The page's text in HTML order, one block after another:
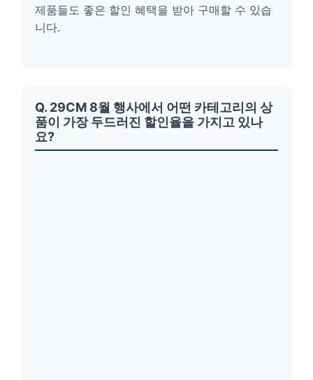
제품들도 좋은 할인 혜택을 받아 구매할 수 있습
니다.
Q. 29CM 8월 행사에서 어떤 카테고리의 상
품이 가장 두드러진 할인율을 가지고 있나
요?